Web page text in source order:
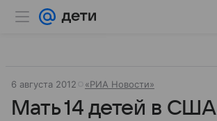
6 августа 2012 «РИА Новости»
Мать 14 детей в США